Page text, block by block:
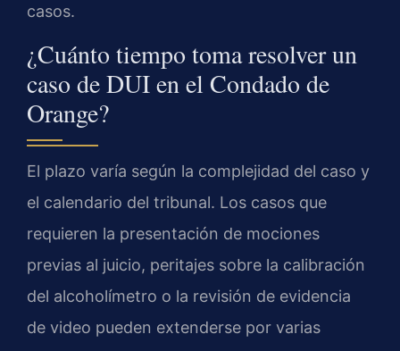
casos.
¿Cuánto tiempo toma resolver un
caso de DUI en el Condado de
Orange?
El plazo varía según la complejidad del caso y
el calendario del tribunal. Los casos que
requieren la presentación de mociones
previas al juicio, peritajes sobre la calibración
del alcoholímetro o la revisión de evidencia
de video pueden extenderse por varias